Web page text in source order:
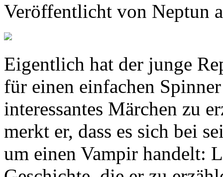
Veröffentlicht von Neptun
Eigentlich hat der junge
für einen einfachen
interessantes Märchen zu
merkt er, dass es sich bei
um einen Vampir handelt: